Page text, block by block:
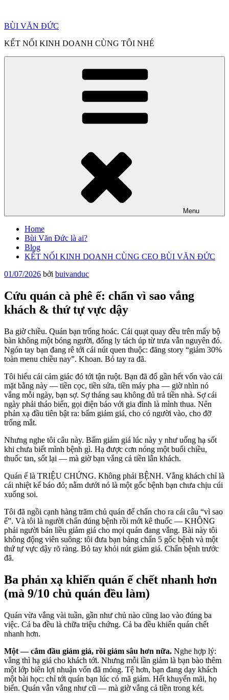
phần
dung
BÙI VĂN ĐỨC
KẾT NỐI KINH DOANH CÙNG TÔI NHÉ
Menu
Home
Bùi Văn Đức là ai?
Blog
KẾT NỐI KINH DOANH CÙNG CEO BÙI VĂN ĐỨC
Đăng
01/07/2026 bởi buivanduc
Cứu quán cà phê ế: chẩn vì sao vắng
khách & thứ tự vực dậy
Ba giờ chiều. Quán bạn trống hoác. Cái quạt quay đều trên mấy bộ
bàn không một bóng người, đống ly tách úp từ trưa vẫn nguyên đó.
Ngón tay bạn đang rê tới cái nút quen thuộc: đăng story “giảm 30%
toàn menu chiều nay”. Khoan. Bỏ tay ra đã.
Tôi hiểu cái cảm giác đó tới tận ruột. Bạn đã đổ gần hết vốn vào cái
mặt bằng này — tiền cọc, tiền sửa, tiền máy pha — giờ nhìn nó
vắng mỗi ngày, bạn sợ. Sợ tháng sau không đủ trả tiền nhà. Sợ cái
ngày phải tháo biển, gọi điện báo với gia đình là mình thua. Nên
phản xạ đầu tiên bật ra: bấm giảm giá, cho có người vào, cho đỡ
trống mắt.
Nhưng nghe tôi câu này. Bấm giảm giá lúc này y như uống hạ sốt
khi chưa biết mình bệnh gì. Hạ được cơn nóng một buổi chiều,
thuốc tan, sốt lại — mà giờ bạn vắng cả tiền lẫn khách.
Quán ế là TRIỆU CHỨNG. Không phải BỆNH. Vắng khách chỉ là
cái nhiệt kế báo đỏ; nằm dưới nó là một gốc bệnh bạn chưa chịu cúi
xuống soi.
Tôi đã ngồi cạnh hàng trăm chủ quán để chẩn cho ra cái câu “vì sao
ế”. Và tôi là người chẩn đúng bệnh rồi mới kê thuốc — KHÔNG
phải người bán liều giảm giá cho mọi quán đang vắng. Bài này tôi
không động viên suông: tôi đưa bạn bảng chẩn 5 gốc bệnh và một
thứ tự vực dậy rõ ràng. Bỏ tay khỏi nút giảm giá. Chẩn bệnh trước
đã.
Ba phản xạ khiến quán ế chết nhanh hơn
(mà 9/10 chủ quán đều làm)
Quán vừa vắng vài tuần, gần như chủ nào cũng lao vào đúng ba
việc. Cả ba đều là chữa triệu chứng. Cả ba đều khiến quán chết
nhanh hơn.
Một — cắm đầu giảm giá, rồi giảm sâu hơn nữa. Nghe hợp lý:
vắng thì hạ giá cho khách tới. Nhưng mỗi lần giảm là bạn bào thêm
một lớp biên lợi nhuận vốn đã mỏng. Tệ hơn, bạn đang dạy khách
một bài học: chỉ tới quán bạn lúc có mã giảm. Hết khuyến mãi, họ
biến. Quán vẫn vắng như cũ — mà giờ vắng cả tiền trong két.